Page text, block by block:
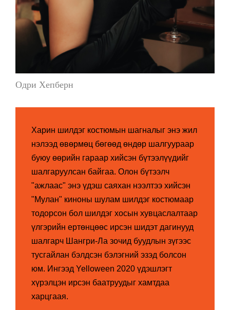
Одри Хепберн
Харин шилдэг костюмын шагналыг энэ жил
нэлээд өвөрмөц бөгөөд өндөр шалгуураар
буюу өөрийн гараар хийсэн бүтээлүүдийг
шалгаруулсан байгаа. Олон бүтээлч
"ажлаас" энэ үдэш саяхан нээлтээ хийсэн
"Мулан" киноны шулам шилдэг костюмаар
тодорсон бол шилдэг хосын хувцаслалтаар
үлгэрийн ертөнцөөс ирсэн шидэт дагинууд
шалгарч Шангри-Ла зочид буудлын зүгээс
тусгайлан бэлдсэн бэлэгний эзэд болсон
юм. Ингээд Yelloween 2020 үдэшлэгт
хүрэлцэн ирсэн баатруудыг хамтдаа
харцгаая.